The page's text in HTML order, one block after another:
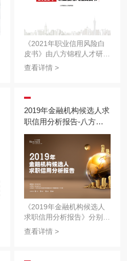
《2021年职业信用风险白
皮书》由八方锦程人才研究
院编撰发布，报告基于八方
核查项目等维度的统计分
析，并通过2020-2021年数
据对比，直观地对比职业信
用风险变化趋势，让企业能
够在招聘环节保持足够的敏
锐度，提高招聘效率，降低
用工风险。
查看详情 >
2019年金融机构候选人求
职信用分析报告-八方锦
程
《2019年金融机构候选人
求职信用分析报告》分别从
金融机构——银行业、保险
查看详情 >